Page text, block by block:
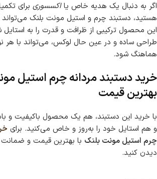
اگر به دنبال یک هدیه خاص یااکسسوری برای
هستید، دستبند چرم و استیل مونت بلنک می‌تواند
این محصول ترکیبی از ظرافت و قدرت را به استایل
طراحی ساده و در عین حال لوکس، می‌تواند با هر
هماهنگ شود.
خرید دستبند مردانه چرم استیل
بهترین قیمت
با خرید این دستبند، هم یک محصول باکیفیت و
و هم استایل خود را به‌روز و خاص می‌کنید. برای
چرم استیل مونت بلنک با بهترین قیمت و ضمانت
دیدن کنید.